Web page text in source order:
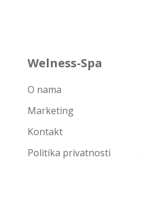
Welness-Spa
O nama
Marketing
Kontakt
Politika privatnosti